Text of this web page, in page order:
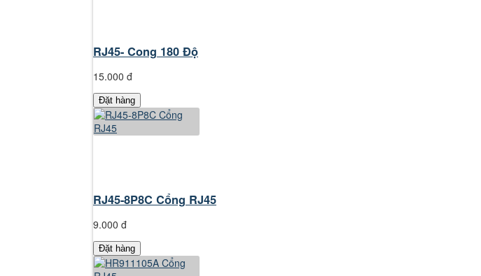
RJ45- Cong 180 Độ
15.000 đ
Đặt hàng
RJ45-8P8C Cổng RJ45
9.000 đ
Đặt hàng